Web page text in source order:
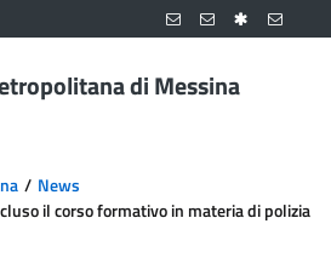
di Messina
News
il corso formativo in materia di polizia